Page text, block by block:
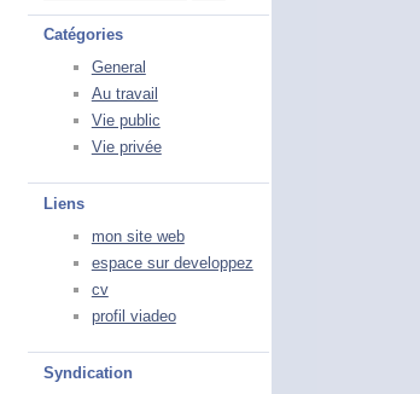
Catégories
General
Au travail
Vie public
Vie privée
Liens
mon site web
espace sur developpez
cv
profil viadeo
Syndication